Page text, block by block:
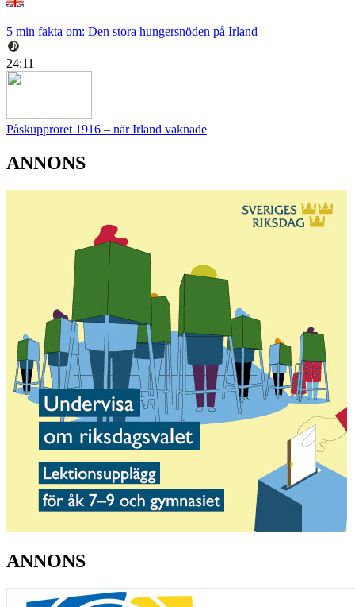
5 min fakta om: Den stora hungersnöden på Irland
24:11
Påskupproret 1916 – när Irland vaknade
ANNONS
ANNONS